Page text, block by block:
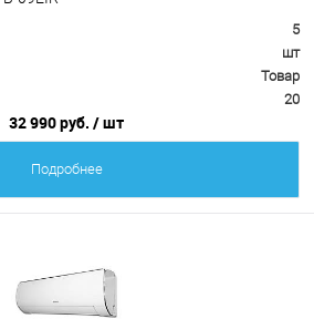
5
шт
Товар
20
32 990 руб. / шт
Подробнее